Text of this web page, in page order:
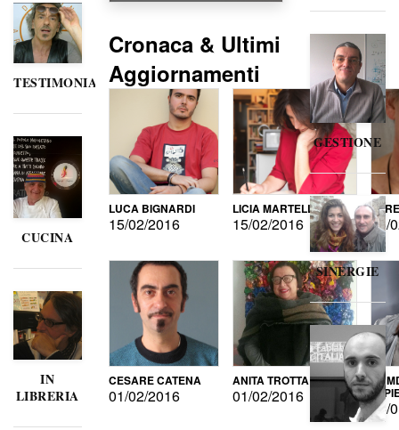
TESTIMONIANZE
CUCINA
IN
LIBRERIA
Cronaca & Ultimi
Aggiornamenti
LUCA BIGNARDI
15/02/2016
LICIA MARTELLI
15/02/2016 15/
CESARE CATENA
01/02/2016
ANITA TROTTA
01/02/2016 DI
15/
GESTIONE
SINERGIE